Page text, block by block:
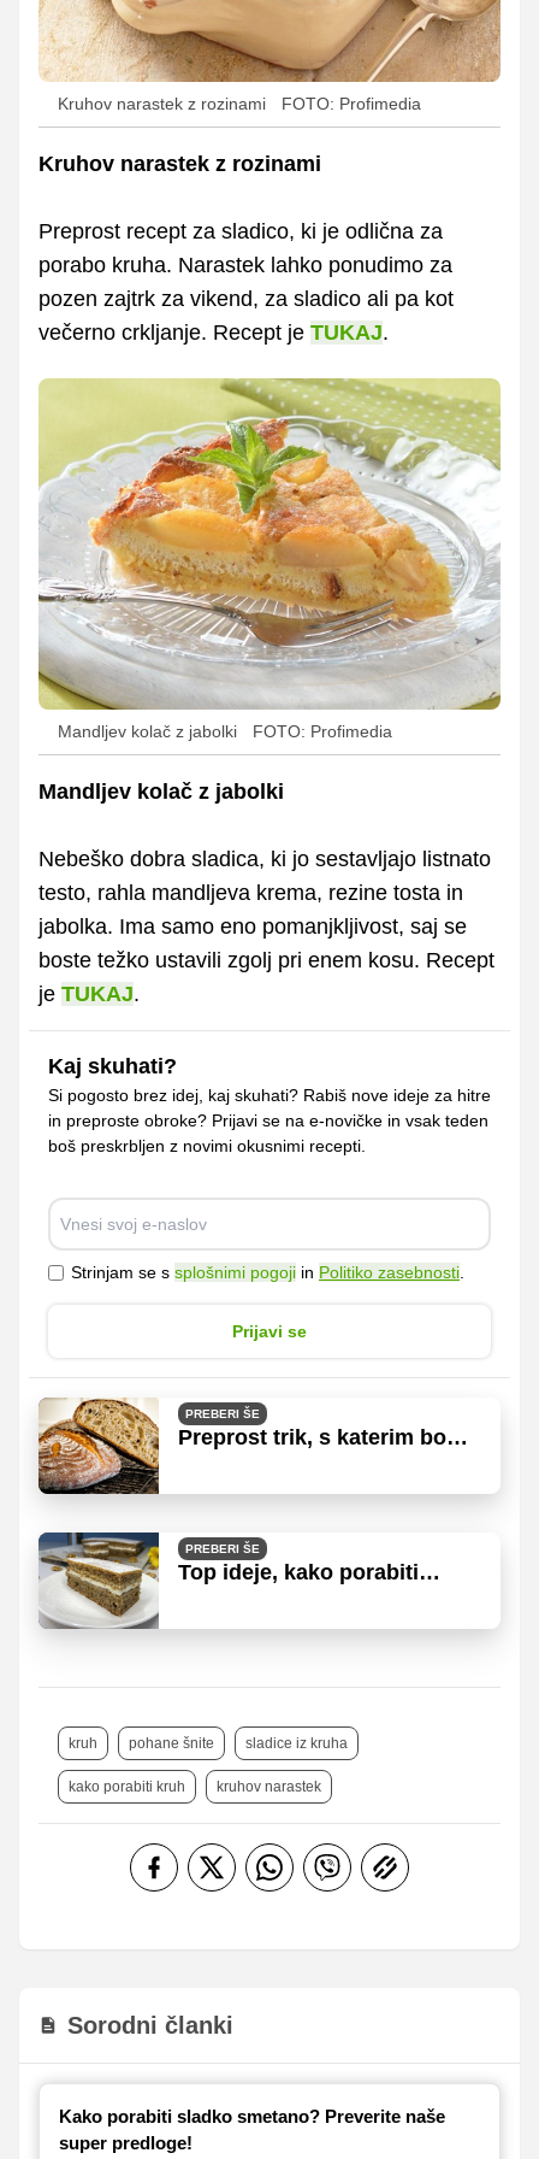
Kruhov narastek z rozinami FOTO: Profimedia
Kruhov narastek z rozinami
Preprost recept za sladico, ki je odlična za
porabo kruha. Narastek lahko ponudimo za
pozen zajtrk za vikend, za sladico ali pa kot
večerno crkljanje. Recept je TUKAJ.
Mandljev kolač z jabolki FOTO: Profimedia
Mandljev kolač z jabolki
Nebeško dobra sladica, ki jo sestavljajo listnato
testo, rahla mandljeva krema, rezine tosta in
jabolka. Ima samo eno pomanjkljivost, saj se
boste težko ustavili zgolj pri enem kosu. Recept
je TUKAJ.
Kaj skuhati?
Si pogosto brez idej, kaj skuhati? Rabiš nove ideje za hitre
in preproste obroke? Prijavi se na e-novičke in vsak teden
boš preskrbljen z novimi okusnimi recepti.
Strinjam se s splošnimi pogoji in Politiko zasebnosti
Prijavi se
PREBERI ŠE
Preprost trik, s katerim bo
PREBERI ŠE
Top ideje, kako porabiti
kruh pohane šnite sladice iz kruha
kako porabiti kruh kruhov narastek
Sorodni članki
Kako porabiti sladko smetano? Preverite naše
super predloge!